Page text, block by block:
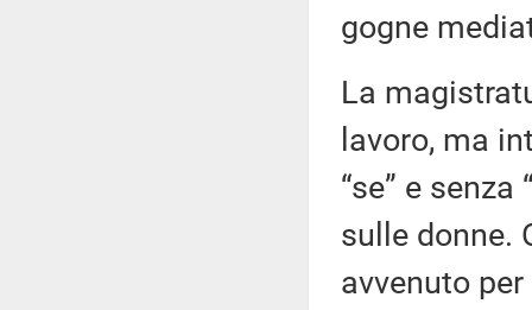
gogne
La
lavoro, ma
“se” e
sulle donne.
avvenuto